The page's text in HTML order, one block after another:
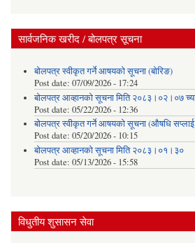
सार्वजनिक खरीद / बोलपत्र सूचना
बोलपत्र स्वीकृत गर्ने आषयको सूचना (बोरिङ)
Post date: 07/09/2026 - 17:24
बोलपत्र आव्हानको सूचना मिति २०८३।०२।०७
Post date: 05/22/2026 - 12:36
बोलपत्र स्वीकृत गर्ने आषयको सूचना (औषधि
Post date: 05/20/2026 - 10:15
बोलपत्र आव्हानको सूचना मिति २०८३।०१।३०
Post date: 05/13/2026 - 15:58
विधुतीय शुसासन सेवा